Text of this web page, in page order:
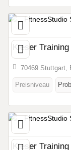
Kieser
70469 Stuttgart,
Preisniveau
Kieser